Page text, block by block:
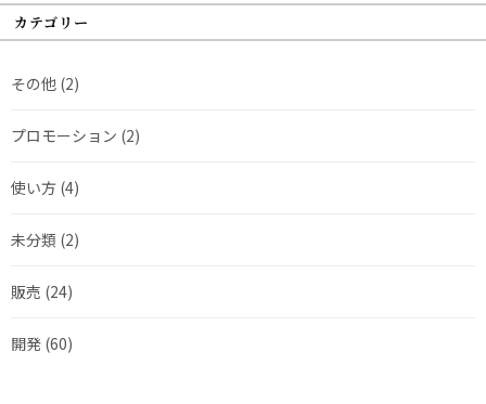
カテゴリー
その他 (2)
プロモーション (2)
使い方 (4)
未分類 (2)
販売 (24)
開発 (60)